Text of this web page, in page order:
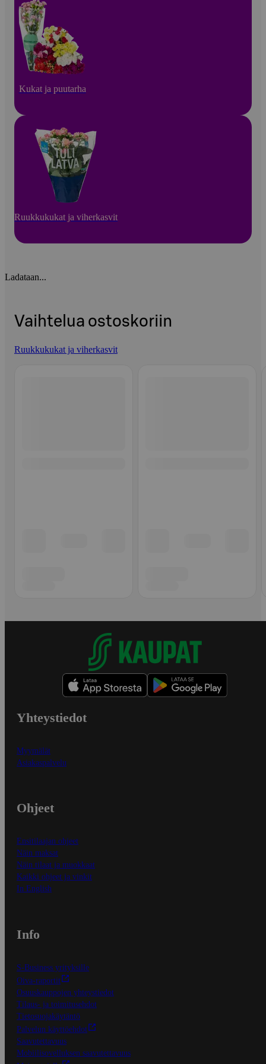
Kukat ja puutarha
Ruukkukukat ja viherkasvit
Ladataan...
Vaihtelua ostoskoriin
Ruukkukukat ja viherkasvit
Yhteystiedot
Myymälät
Asiakaspalvelu
Ohjeet
Ensitilaajan ohjeet
Näin maksat
Näin tilaat ja muokkaat
Kaikki ohjeet ja vinkit
In English
Info
S-Business yrityksille
Oiva-raportit
Osuuskauppojen yhteystiedot
Tilaus- ja toimitusehdot
Tietosuojakäytäntö
Palvelun käyttöehdot
Saavutettavuus
Mobiilisovelluksen saavutettavuus